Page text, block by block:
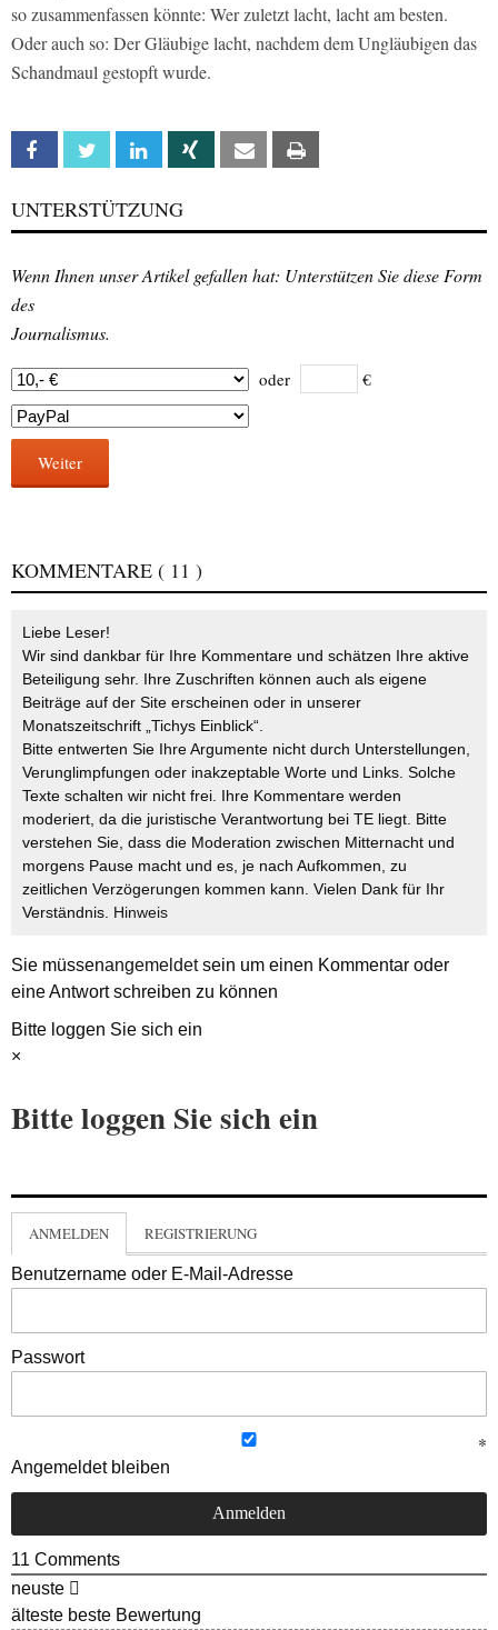
so zusammenfassen könnte: Wer zuletzt lacht, lacht am besten.
Oder auch so: Der Gläubige lacht, nachdem dem Ungläubigen das
Schandmaul gestopft wurde.
Facebook Twitter Linkedin Xing Email
UNTERSTÜTZUNG
Wenn Ihnen unser Artikel gefallen hat: Unterstützen Sie diese Form
des
Journalismus.
oder €
Weiter
KOMMENTARE ( 11 )
Liebe Leser!
Wir sind dankbar für Ihre Kommentare und schätzen Ihre aktive
Beteiligung sehr. Ihre Zuschriften können auch als eigene
Beiträge auf der Site erscheinen oder in unserer
Monatszeitschrift „Tichys Einblick“.
Bitte entwerten Sie Ihre Argumente nicht durch Unterstellungen,
Verunglimpfungen oder inakzeptable Worte und Links. Solche
Texte schalten wir nicht frei. Ihre Kommentare werden
moderiert, da die juristische Verantwortung bei TE liegt. Bitte
verstehen Sie, dass die Moderation zwischen Mitternacht und
morgens Pause macht und es, je nach Aufkommen, zu
zeitlichen Verzögerungen kommen kann. Vielen Dank für Ihr
Verständnis. Hinweis
Sie müssenangemeldetsein um einen Kommentar oder
eine Antwort schreiben zu können
Bitte loggen Sie sich ein
×
Bitte loggen Sie sich ein
ANMELDEN REGISTRIERUNG
Benutzername oder E-Mail-Adresse
Passwort
Angemeldet bleiben
11 Comments
neuste
älteste beste Bewertung